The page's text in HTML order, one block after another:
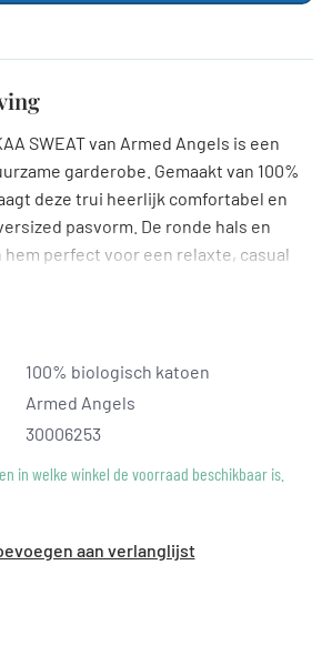
SWEAT van Armed Angels is een
garderobe. Gemaakt van 100%
deze trui heerlijk comfortabel en
pasvorm. De ronde hals en
perfect voor een relaxte, casual
alledaagse outfit. Met het
100% biologisch katoen
Armed Angels
30006253
in welke winkel de voorraad beschikbaar is.
aan verlanglijst